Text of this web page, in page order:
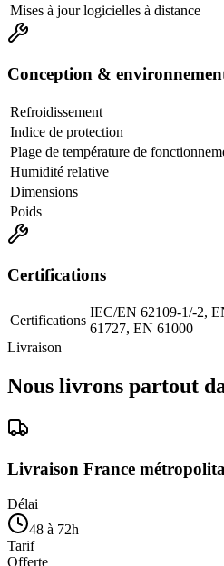
Mises à jour logicielles à distance
Conception &
Refroidissement
Indice de protection
Plage de température de
Humidité relative
Dimensions
Poids
Certifications
Certifications
IEC/EN 62109-1/-2,
61727, EN 61000
Livraison
Nous livrons partout
Livraison France
Délai
48 à 72h
Tarif
Offerte